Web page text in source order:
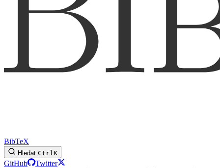
BibTeX
Hledat CtrlK
GitHub
Twitter